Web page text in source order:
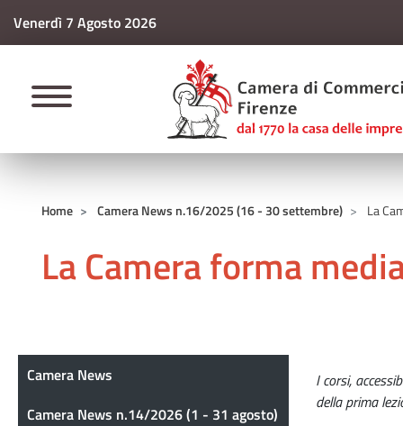
Venerdì 7 Agosto 2026
CAMERE DI
Home Camera News n.16/2025 (16 - 30 settembre) La
La Camera forma
I corsi,
della prima
Camera News
Camera News
Camera News n.14/2026 (1 - 31 agosto)